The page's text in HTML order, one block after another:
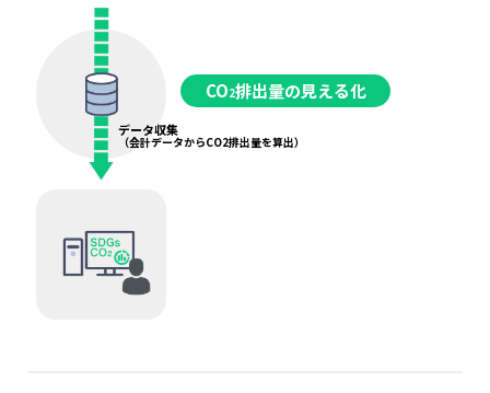
CO2排出量の見える化
データ収集
（会計データからCO2排出量を算出）